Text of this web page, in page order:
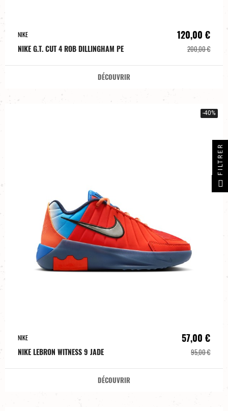
NIKE
NIKE G.T. CUT 4 ROB DILLINGHAM PE
120,00 €
200,00 €
DÉCOUVRIR
-40%
NIKE
NIKE LEBRON WITNESS 9 JADE
57,00 €
95,00 €
DÉCOUVRIR
FILTRER